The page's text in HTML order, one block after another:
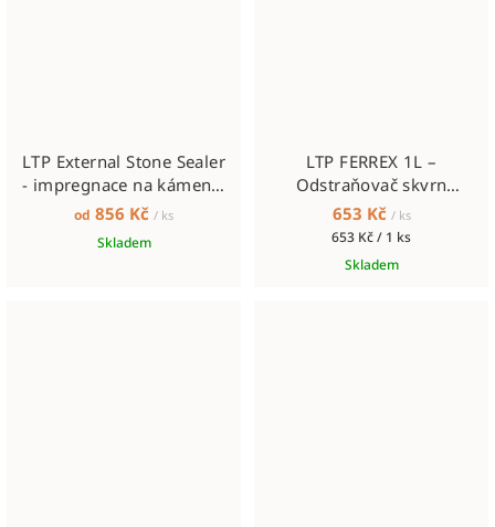
LTP External Stone Sealer
- impregnace na kámen v
exteriéru
od 856 Kč / ks
Skladem
LTP FERREX 1L –
Odstraňovač skvrn
způsobených oxidací
železa
653 Kč / ks
Měrná
cena:
653 Kč / 1 ks
Skladem